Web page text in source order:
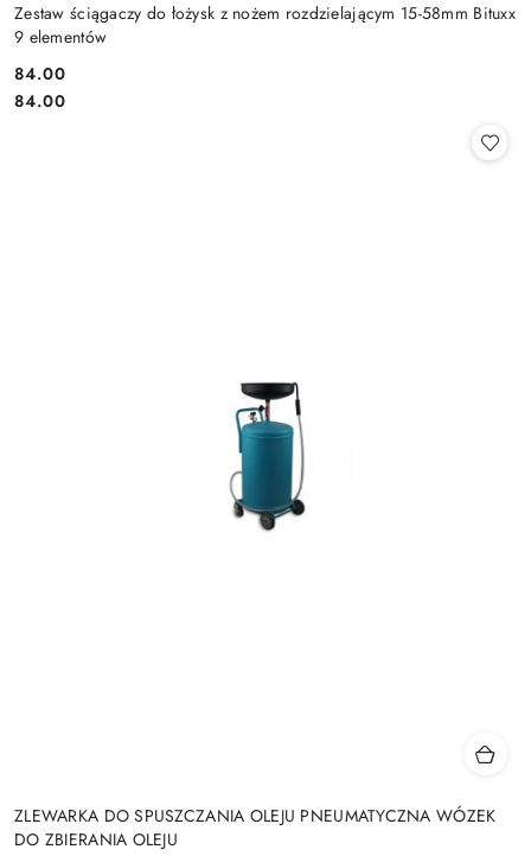
Zestaw ściągaczy do łożysk z nożem rozdzielającym 15-58mm Bituxx
9 elementów
Cena:
84.00
Cena:
84.00
ZLEWARKA DO SPUSZCZANIA OLEJU PNEUMATYCZNA WÓZEK
DO ZBIERANIA OLEJU